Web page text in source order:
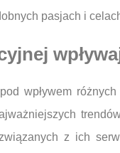
pasjach i
wpływem
z ich